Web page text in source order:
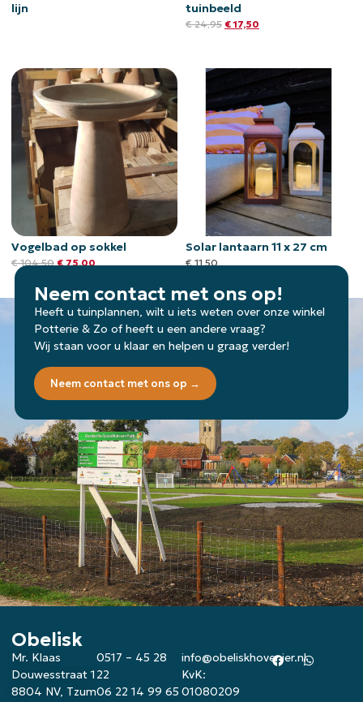
lijn
tuinbeeld
€24,95 €17,50
Vogelbad op sokkel
€104,50 € 75,00
Solar lantaarn 11 x 27 cm
€ 11,50
Neem contact met ons op!
Heeft u tuinplannen, wilt u iets weten over onze winkel
Potterie & Zo of heeft u een andere vraag?
Wij staan voor u klaar en helpen u graag verder!
Neem contact met ons op →
Obelisk
Mr. Klaas
Douwesstraat 1
8804 NV, Tzum
0517 – 45 28
22
06 22 14 99 65
info@obeliskhovenier.nl
KvK:
01080209